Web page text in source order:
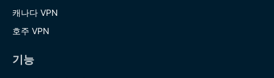
캐나다 VPN
호주 VPN
기능